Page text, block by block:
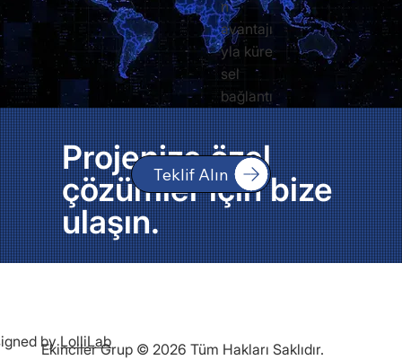
n
avantajı
yla küre
sel
bağlantı
Projenize özel
çözümler için bize
ulaşın.
Teklif Alın
Ekinciler Grup © 2026 Tüm Hakları Saklıdır.
byLolliLab